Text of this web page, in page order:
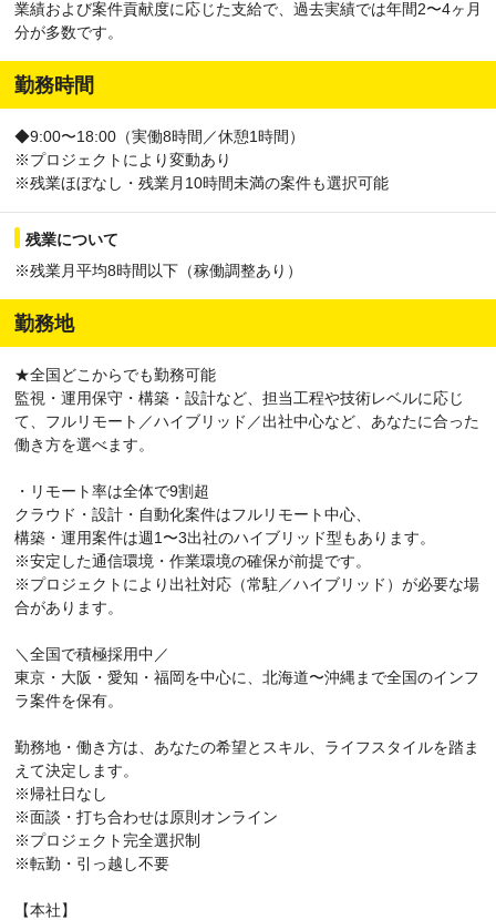
業績および案件貢献度に応じた支給で、過去実績では年間2〜4ヶ月
分が多数です。
勤務時間
◆9:00〜18:00（実働8時間／休憩1時間）
※プロジェクトにより変動あり
※残業ほぼなし・残業月10時間未満の案件も選択可能
残業について
※残業月平均8時間以下（稼働調整あり）
勤務地
★全国どこからでも勤務可能
監視・運用保守・構築・設計など、担当工程や技術レベルに応じ
て、フルリモート／ハイブリッド／出社中心など、あなたに合った
働き方を選べます。
・リモート率は全体で9割超
クラウド・設計・自動化案件はフルリモート中心、
構築・運用案件は週1〜3出社のハイブリッド型もあります。
※安定した通信環境・作業環境の確保が前提です。
※プロジェクトにより出社対応（常駐／ハイブリッド）が必要な場
合があります。
＼全国で積極採用中／
東京・大阪・愛知・福岡を中心に、北海道〜沖縄まで全国のインフ
ラ案件を保有。
勤務地・働き方は、あなたの希望とスキル、ライフスタイルを踏ま
えて決定します。
※帰社日なし
※面談・打ち合わせは原則オンライン
※プロジェクト完全選択制
※転勤・引っ越し不要
【本社】